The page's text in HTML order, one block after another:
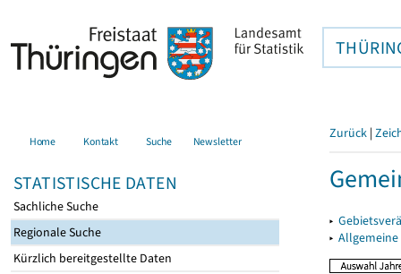
Home Kontakt Suche Newsletter
STATISTISCHE DATEN
Sachliche Suche
Regionale Suche
Kürzlich bereitgestellte Daten
Zurück |
▸
▸